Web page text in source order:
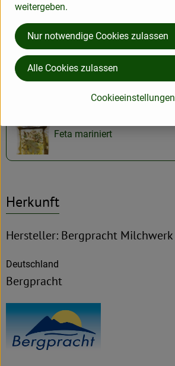
Dazu Empfohlen
Feta mariniert
Herkunft
Hersteller: Bergpracht Milchwerk
Deutschland
Bergpracht
weitergeben.
Cookieeinstellungen
Nur notwendige Cookies zulassen
Alle Cookies zulassen